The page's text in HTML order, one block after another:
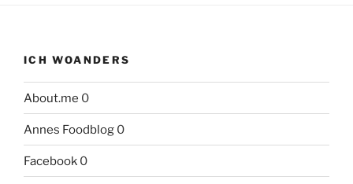
ICH WOANDERS
About.me 0
Annes Foodblog 0
Facebook 0